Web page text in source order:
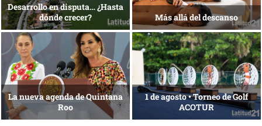
1 al 28 de agosto •
Fundación Isleña
Energía que Impulsa la
competitividad
Reconocimiento de viajeros La esencia del servicio